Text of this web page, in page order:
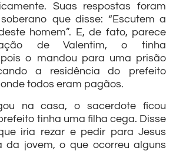
Suas respostas foram
que disse: “Escutem a
homem”. E, de fato, parece
de Valentim, o tinha
pois o mandou para uma prisão
a residência do prefeito
todos eram pagãos.
na casa, o sacerdote ficou
tinha uma filha cega. Disse
iria rezar e pedir para Jesus
da jovem, o que ocorreu alguns